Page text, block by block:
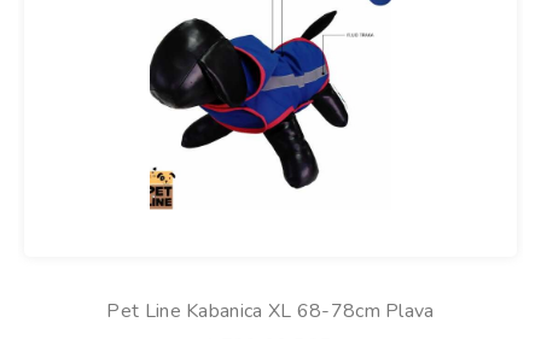
Pet Line Kabanica XL 68-78cm Plava